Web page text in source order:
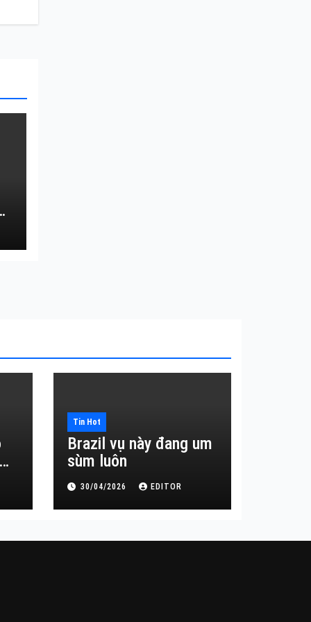
Tin Hot
Brazil vụ này đang um
sùm luôn
30/04/2026 EDITOR